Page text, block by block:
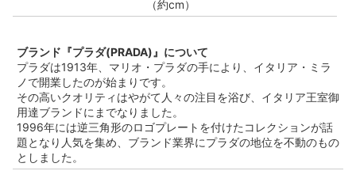
（約cm）
ブランド『プラダ(PRADA)』について
プラダは1913年、マリオ・プラダの手により、イタリア・ミラ
ノで開業したのが始まりです。
その高いクオリティはやがて人々の注目を浴び、イタリア王室御
用達ブランドにまでなりました。
1996年には逆三角形のロゴプレートを付けたコレクションが話
題となり人気を集め、ブランド業界にプラダの地位を不動のもの
としました。